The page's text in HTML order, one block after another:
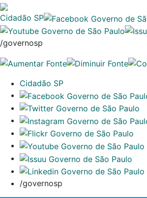
Cidadão SP
/governosp
Cidadão SP
/governosp